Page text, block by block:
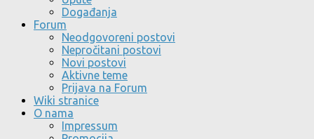
Događanja
Forum
Neodgovoreni postovi
Nepročitani postovi
Novi postovi
Aktivne teme
Prijava na Forum
Wiki stranice
O nama
Impressum